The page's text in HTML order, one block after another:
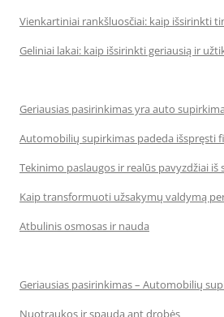
Vienkartiniai rankšluosčiai: kaip išsirinkti
Geliniai lakai: kaip išsirinkti geriausią ir
Geriausias pasirinkimas yra auto
Automobilių supirkimas padeda išspręsti
Tekinimo paslaugos ir realūs pavyzdžiai
Kaip transformuoti užsakymų valdymą
Atbulinis osmosas ir nauda
Geriausias pasirinkimas – Automobilių
Nuotraukos ir spauda ant drobės